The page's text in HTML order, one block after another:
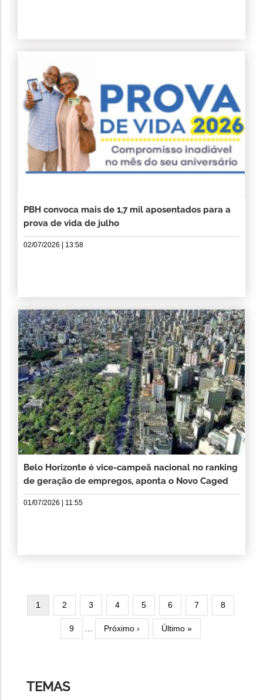
PBH convoca mais de 1,7 mil aposentados para a
prova de vida de julho
02/07/2026 | 13:58
Belo Horizonte é vice-campeã nacional no ranking
de geração de empregos, aponta o Novo Caged
01/07/2026 | 11:55
Página
atual
1 Página
2 Página
3 Página
4 Página
5 Página
6 Página
7 Página
8
Página
9 …
Próxima
página
Próximo ›
Última
página
Último »
TEMAS